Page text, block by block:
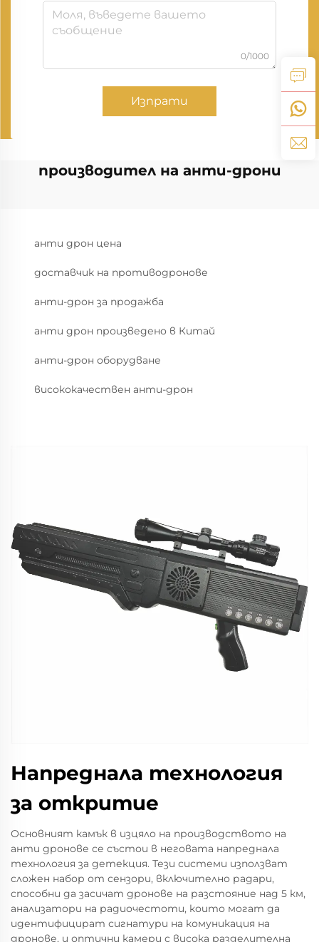
0/1000
Изпрати
производител на анти-дрони
анти дрон цена
доставчик на противодронове
анти-дрон за продажба
анти дрон произведено в Китай
анти-дрон оборудване
висококачествен анти-дрон
Напреднала технология
за откритие
Основният камък в изцяло на производството на
анти дронове се състои в неговата напреднала
технология за детекция. Тези системи използват
сложен набор от сензори, включително радари,
способни да засичат дронове на разстояние над 5 км,
анализатори на радиочестоти, които могат да
идентифицират сигнатури на комуникация на
дронове, и оптични камери с висока разделителна